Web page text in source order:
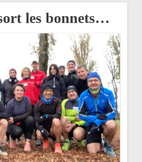
les bonnets…